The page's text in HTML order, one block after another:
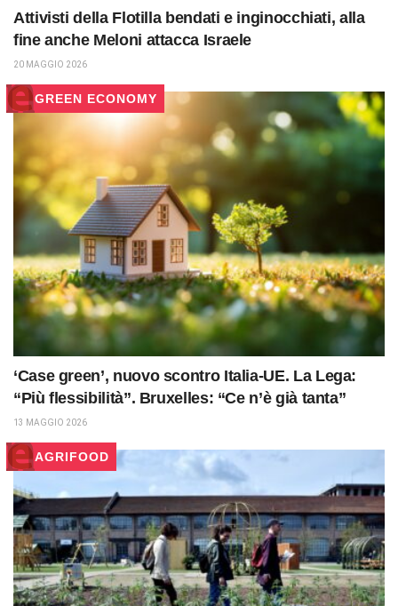
Attivisti della Flotilla bendati e inginocchiati, alla
fine anche Meloni attacca Israele
20 MAGGIO 2026
GREEN ECONOMY
‘Case green’, nuovo scontro Italia-UE. La Lega:
“Più flessibilità”. Bruxelles: “Ce n’è già tanta”
13 MAGGIO 2026
AGRIFOOD